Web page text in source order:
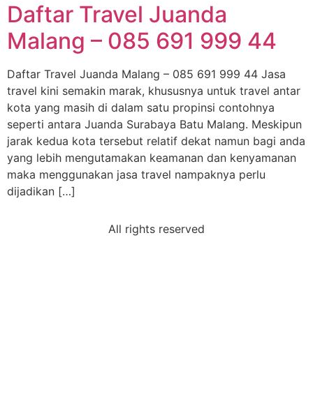
Daftar Travel Juanda
Malang – 085 691 999 44
Daftar Travel Juanda Malang – 085 691 999 44 Jasa
travel kini semakin marak, khususnya untuk travel antar
kota yang masih di dalam satu propinsi contohnya
seperti antara Juanda Surabaya Batu Malang. Meskipun
jarak kedua kota tersebut relatif dekat namun bagi anda
yang lebih mengutamakan keamanan dan kenyamanan
maka menggunakan jasa travel nampaknya perlu
dijadikan […]
All rights reserved